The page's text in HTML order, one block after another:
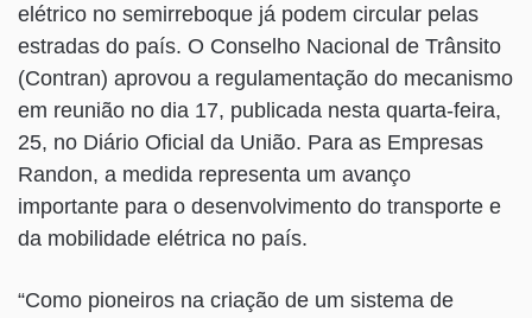
elétrico no semirreboque já podem circular pelas
estradas do país. O Conselho Nacional de Trânsito
(Contran) aprovou a regulamentação do mecanismo
em reunião no dia 17, publicada nesta quarta-feira,
25, no Diário Oficial da União. Para as Empresas
Randon, a medida representa um avanço
importante para o desenvolvimento do transporte e
da mobilidade elétrica no país.
“Como pioneiros na criação de um sistema de